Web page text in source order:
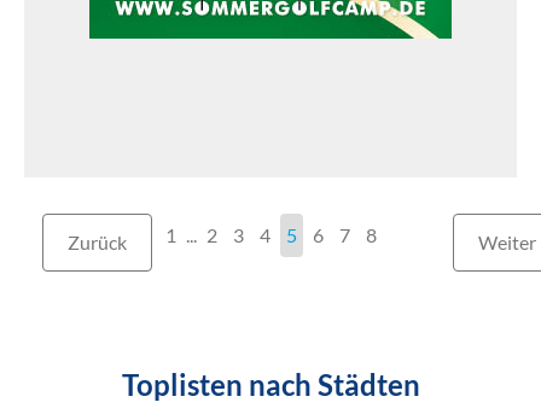
Zurück 1 2 3 4 5 6 7 8 Weiter
Toplisten nach Städten